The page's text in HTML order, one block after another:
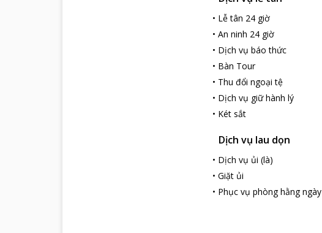
• Lễ tân 24 giờ
• An ninh 24 giờ
• Dịch vụ báo thức
• Bàn Tour
• Thu đổi ngoại tệ
• Dịch vụ giữ hành lý
• Két sắt
Dịch vụ lau dọn
• Dịch vụ ủi (là)
• Giặt ủi
• Phục vụ phòng hằng ngày